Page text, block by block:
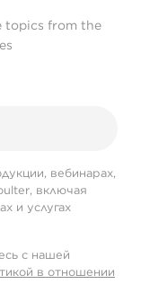
topics from the
вебинарах,
включая
и услугах
с нашей
в отношении